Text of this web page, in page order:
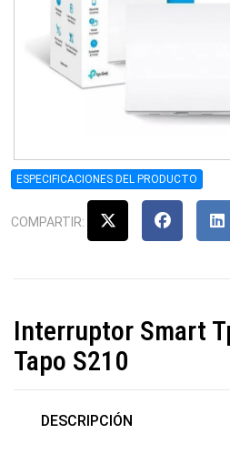
ESPECIFICACIONES DEL PRODUCTO
COMPARTIR:
Interruptor Smart
Tapo S210
DESCRIPCIÓN